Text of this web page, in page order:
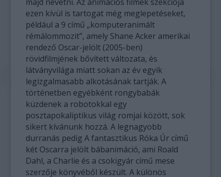
ezen kívül is tartogat még meglepetéseket,
például a 9 című „komputeranimált
rémálommozit”, amely Shane Acker amerikai
rendező Oscar-jelölt (2005-ben)
rövidfilmjének bővített változata, és
látványvilága miatt sokan az év egyik
legizgalmasabb alkotásának tartják. A
történetben egyébként rongybabák
küzdenek a robotokkal egy
posztapokaliptikus világ romjai között, sok
sikert kívánunk hozzá. A legnagyobb
durranás pedig A fantasztikus Róka Úr című
két Oscarra jelölt bábanimáció, ami Roald
Dahl, a Charlie és a csokigyár című mese
szerzője könyvéből készült. A különös